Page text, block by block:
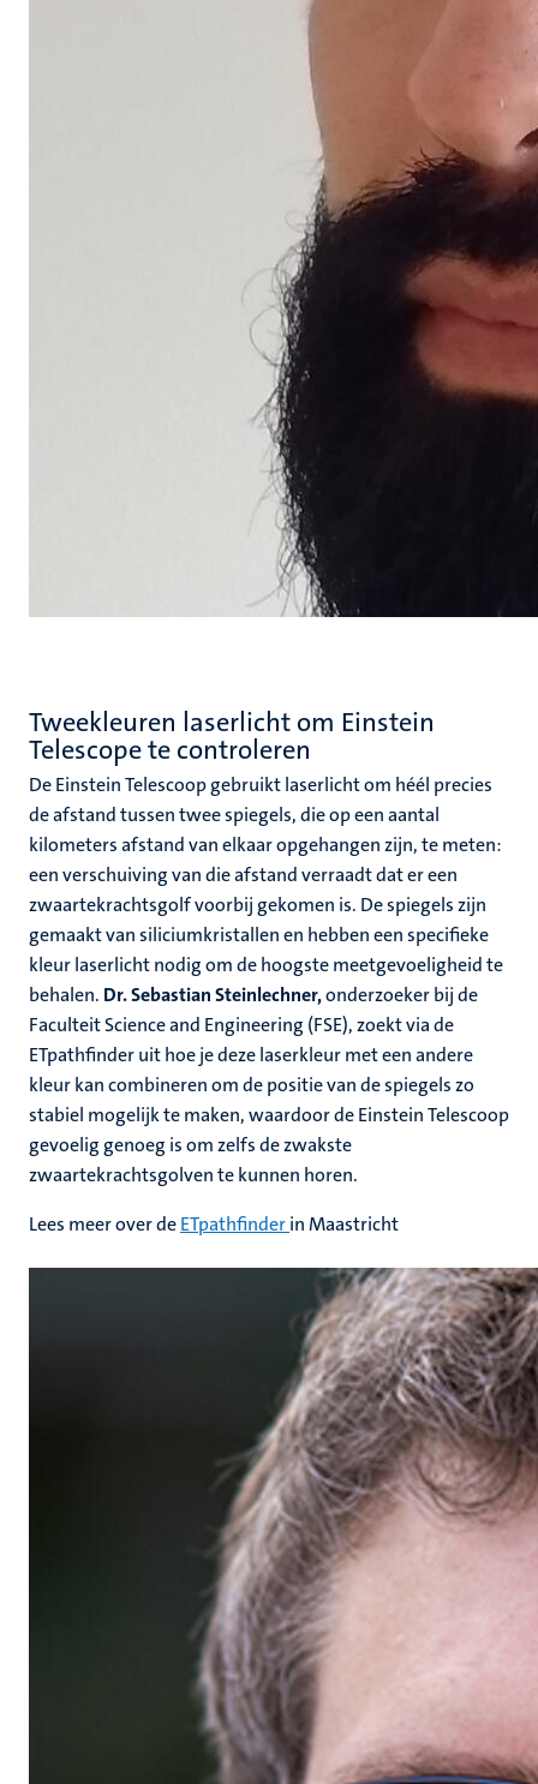
Tweekleuren laserlicht om Einstein
Telescope te controleren
De Einstein Telescoop gebruikt laserlicht om héél precies
de afstand tussen twee spiegels, die op een aantal
kilometers afstand van elkaar opgehangen zijn, te meten:
een verschuiving van die afstand verraadt dat er een
zwaartekrachtsgolf voorbij gekomen is. De spiegels zijn
gemaakt van siliciumkristallen en hebben een specifieke
kleur laserlicht nodig om de hoogste meetgevoeligheid te
behalen. Dr. Sebastian Steinlechner,onderzoeker bij de
Faculteit Science and Engineering (FSE), zoekt via de
ETpathfinder uit hoe je deze laserkleur met een andere
kleur kan combineren om de positie van de spiegels zo
stabiel mogelijk te maken, waardoor de Einstein Telescoop
gevoelig genoeg is om zelfs de zwakste
zwaartekrachtsgolven te kunnen horen.
Lees meer over deETpathfinderin Maastricht